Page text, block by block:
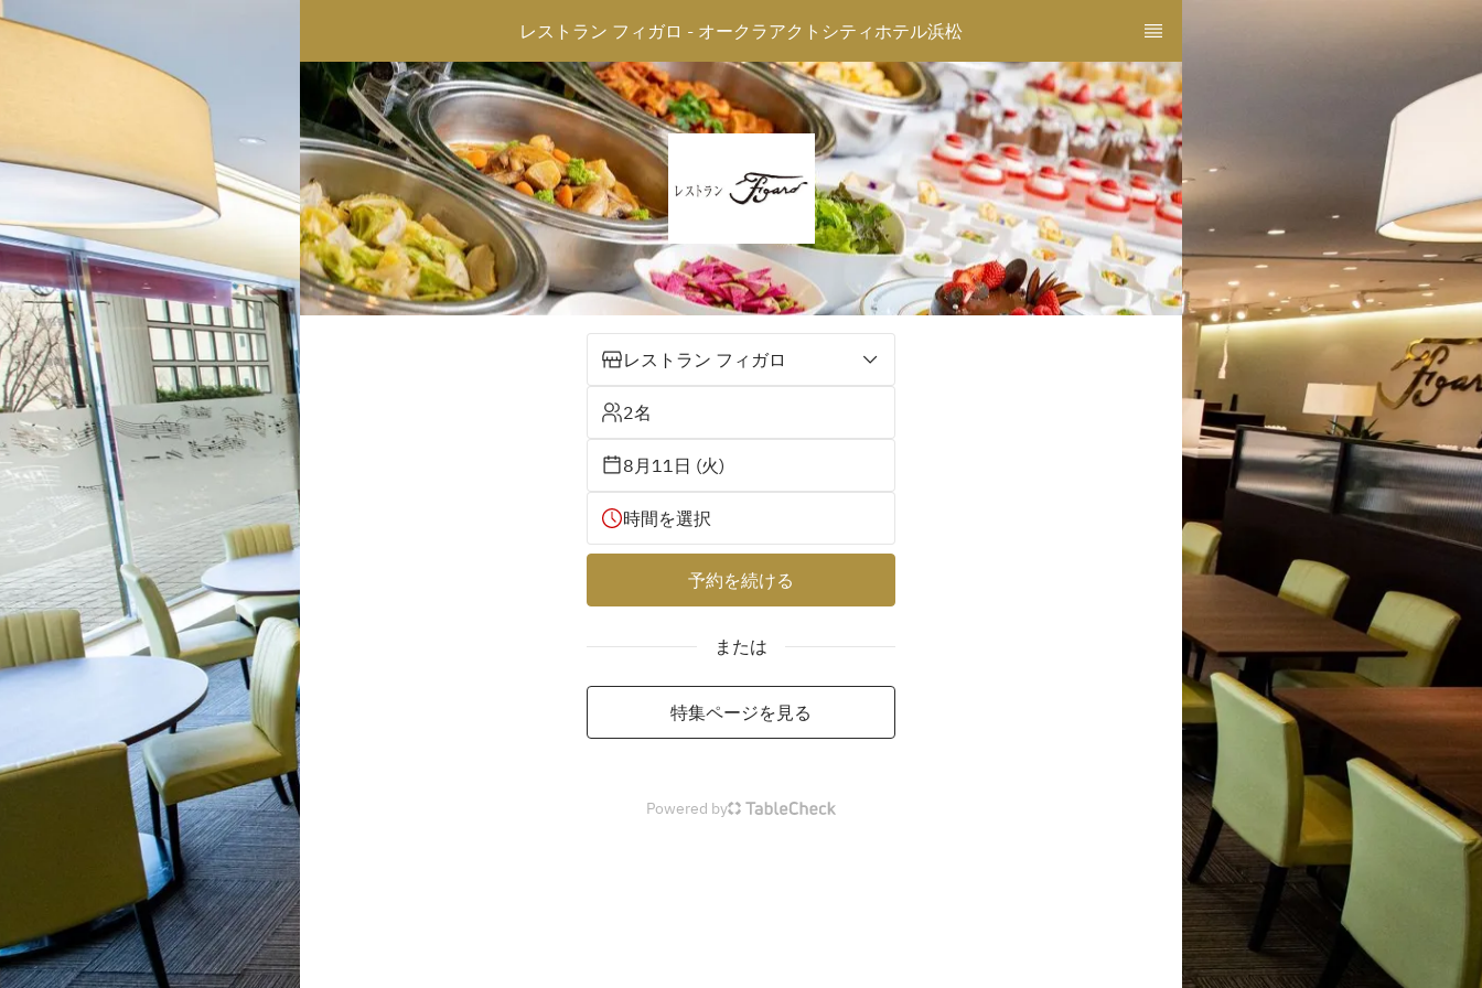
レストラン フィガロ - オークラアクトシティホテル浜松
レストラン フィガロ
2名
8月11日 (火)
時間を選択
予約を続ける
または
特集ページを見る
Powered by